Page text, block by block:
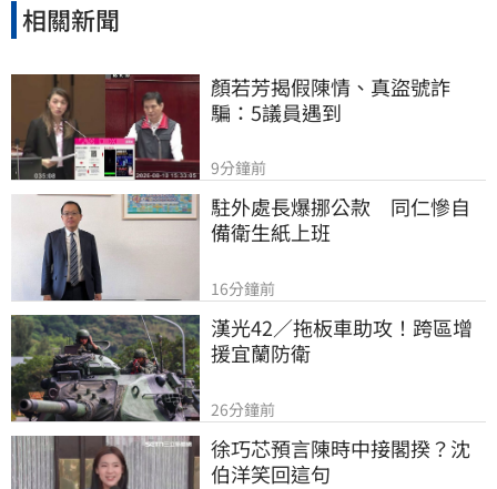
相關新聞
顏若芳揭假陳情、真盜號詐
騙：5議員遇到
9分鐘前
駐外處長爆挪公款　同仁慘自
備衛生紙上班
16分鐘前
漢光42／拖板車助攻！跨區增
援宜蘭防衛
26分鐘前
徐巧芯預言陳時中接閣揆？沈
伯洋笑回這句